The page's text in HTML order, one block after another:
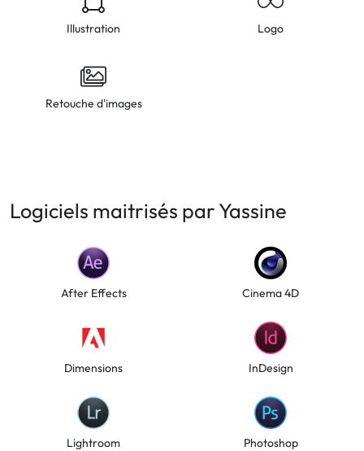
Illustration Logo
Retouche d'images
Logiciels maitrisés par Yassine
After Effects Cinema 4D
Dimensions InDesign
Lightroom Photoshop